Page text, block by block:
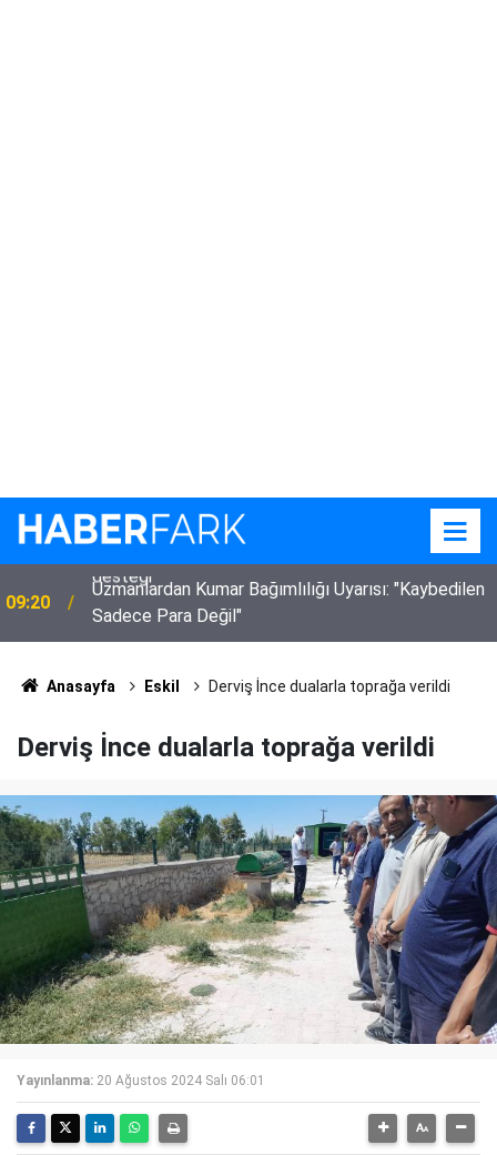
09:20
Uzmanlardan Kumar Bağımlılığı Uyarısı: "Kaybedilen
Sadece Para Değil"
Anasayfa Eskil Derviş İnce dualarla toprağa verildi
Derviş İnce dualarla toprağa verildi
Yayınlanma: 20 Ağustos 2024 Salı 06:01